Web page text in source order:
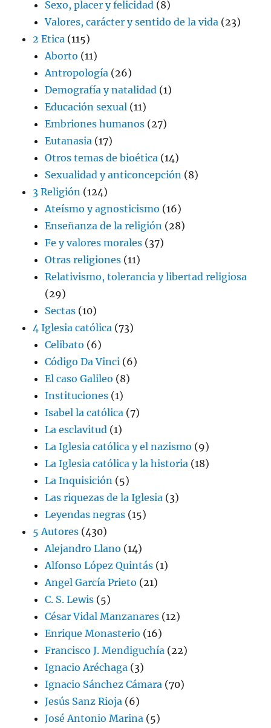
Sexo, placer y felicidad (8)
Valores, carácter y sentido de la vida (23)
2 Etica (115)
Aborto (11)
Antropología (26)
Demografía y natalidad (1)
Educación sexual (11)
Embriones humanos (27)
Eutanasia (17)
Otros temas de bioética (14)
Sexualidad y anticoncepción (8)
3 Religión (124)
Ateísmo y agnosticismo (16)
Enseñanza de la religión (28)
Fe y valores morales (37)
Otras religiones (11)
Relativismo, tolerancia y libertad religiosa
(29)
Sectas (10)
4 Iglesia católica (73)
Celibato (6)
Código Da Vinci (6)
El caso Galileo (8)
Instituciones (1)
Isabel la católica (7)
La esclavitud (1)
La Iglesia católica y el nazismo (9)
La Iglesia católica y la historia (18)
La Inquisición (5)
Las riquezas de la Iglesia (3)
Leyendas negras (15)
5 Autores (430)
Alejandro Llano (14)
Alfonso López Quintás (1)
Angel García Prieto (21)
C. S. Lewis (5)
César Vidal Manzanares (12)
Enrique Monasterio (16)
Francisco J. Mendiguchía (22)
Ignacio Aréchaga (3)
Ignacio Sánchez Cámara (70)
Jesús Sanz Rioja (6)
José Antonio Marina (5)